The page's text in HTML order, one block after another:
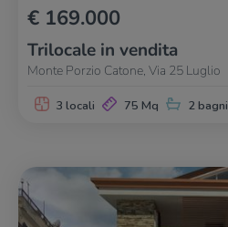
€ 169.000
Trilocale in vendita
Monte Porzio Catone, Via 25 Luglio
3 locali 75 Mq 2 bagni